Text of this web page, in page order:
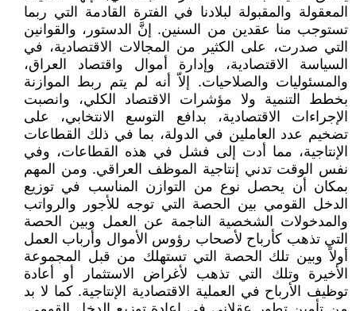
المعقولة والمقبولة لبلادنا في الفترة القادمة التي ربما
تستوجب منا عقدين من السنين. إنَّ الدستور، والقوانين
التي صدرت، على الكثير من المجالات الاقتصادية، في
السياسة الاقتصادية، وإدارة أموال واقتصاد العراق،
والمسئوليات والصلاحيات. إلاّ أنه لم يتم ربط الموازنة
بخطط التنمية ولا مؤشرات الاقتصاد الكلي، وانصبت
الإجراءات الاقتصادية، بدافع التوسع الانتخابي، على
تضخيم عدد العاملين في الدولة، بما في ذلك القطاعات
الإنتاجية، مما أدت إلى فشل في هذه القطاعات، وفي
نفس الوقت تدني إنتاجية الموظف العراقي. ومن المهم
بمكان أن يحصل نوع من التوازن المناسب في توزيع
الدخل القومي بين الحصة التي توجه للأجور والرواتب
والمدخولات الشخصية الناجمة عن العمل وبين الحصة
التي تذهب كأرباح لأصحاب رؤوس الأموال وأرباب العمل
أولاً وبين تلك الحصة التي تستهلك من قبل المجموعة
الأخيرة وتلك التي تذهب لأغراض الاستثمار أو أعادة
توظيف الأرباح في العملية الاقتصادية الإنتاجية. كما لا بد